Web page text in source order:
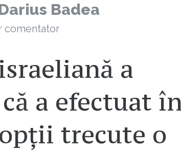
Badea
comentator
a
a efectuat
trecute o